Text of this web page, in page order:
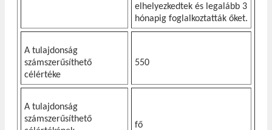
elhelyezkedtek és legalább 3
hónapig foglalkoztatták őket.
A tulajdonság
számszerűsíthető
célértéke
550
A tulajdonság
számszerűsíthető
fő